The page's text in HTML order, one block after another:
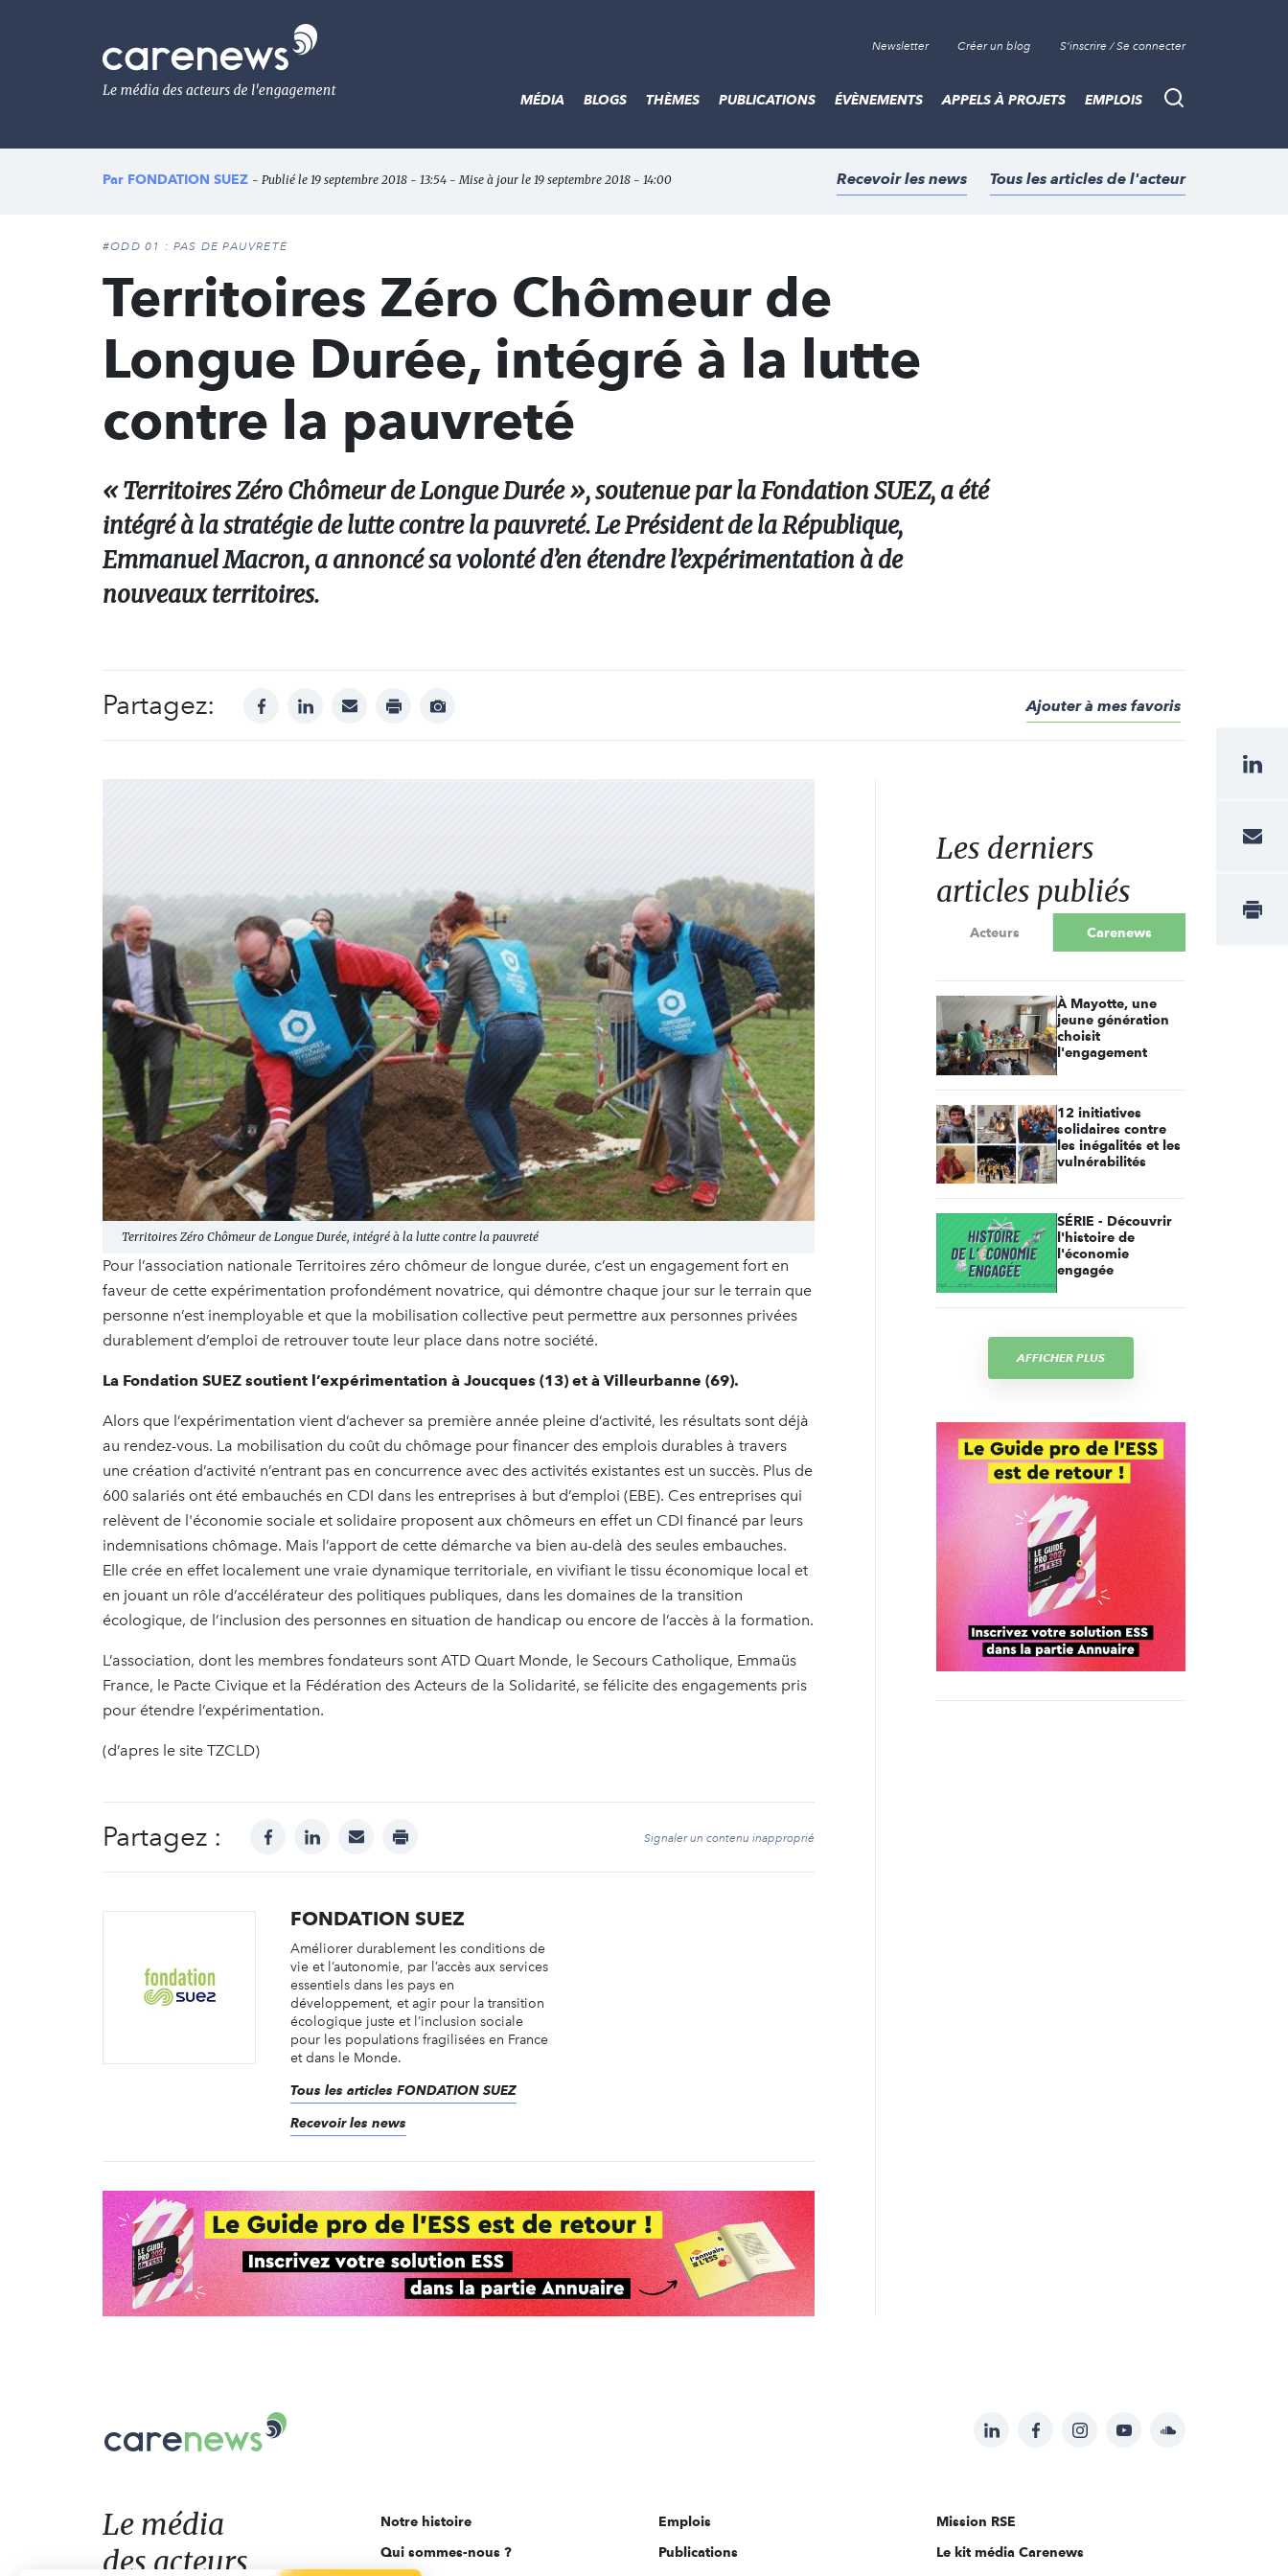
Le
média
de
l'engagement
Newsletter Créer un blog S'inscrire / Se connecter
Recherche
MÉDIA BLOGS THÈMES PUBLICATIONS ÉVÈNEMENTS APPELS À PROJETS EMPLOIS
Par FONDATION SUEZ - Publié le 19 septembre 2018 - 13:54 - Mise à jour le 19 septembre 2018 - 14:00 Recevoir les news Tous les articles de l'acteur
#ODD 01 : PAS DE PAUVRETÉ
Territoires Zéro Chômeur de
Longue Durée, intégré à la lutte
contre la pauvreté
« Territoires Zéro Chômeur de Longue Durée », soutenue par la Fondation SUEZ, a été
intégré à la stratégie de lutte contre la pauvreté. Le Président de la République,
Emmanuel Macron, a annoncé sa volonté d’en étendre l’expérimentation à de
nouveaux territoires.
Partagez: facebooklinkedinmail print
Afficher
Ajouter à mes favoris
Territoires Zéro Chômeur de Longue Durée, intégré à la lutte contre la pauvreté
Pour l’association nationale Territoires zéro chômeur de longue durée, c’est un engagement fort en
faveur de cette expérimentation profondément novatrice, qui démontre chaque jour sur le terrain que
personne n’est inemployable et que la mobilisation collective peut permettre aux personnes privées
durablement d’emploi de retrouver toute leur place dans notre société.
La Fondation SUEZ soutient l’expérimentation à Joucques (13) et à Villeurbanne (69).
Alors que l’expérimentation vient d’achever sa première année pleine d’activité, les résultats sont déjà
au rendez-vous. La mobilisation du coût du chômage pour financer des emplois durables à travers
une création d’activité n’entrant pas en concurrence avec des activités existantes est un succès. Plus de
600 salariés ont été embauchés en CDI dans les entreprises à but d’emploi (EBE). Ces entreprises qui
relèvent de l'économie sociale et solidaire proposent aux chômeurs en effet un CDI financé par leurs
indemnisations chômage. Mais l’apport de cette démarche va bien au-delà des seules embauches.
Elle crée en effet localement une vraie dynamique territoriale, en vivifiant le tissu économique local et
en jouant un rôle d’accélérateur des politiques publiques, dans les domaines de la transition
écologique, de l’inclusion des personnes en situation de handicap ou encore de l’accès à la formation.
L’association, dont les membres fondateurs sont ATD Quart Monde, le Secours Catholique, Emmaüs
France, le Pacte Civique et la Fédération des Acteurs de la Solidarité, se félicite des engagements pris
pour étendre l’expérimentation.
(d’apres le site TZCLD)
Partagez : facebooklinkedinmail print Signaler un contenu inapproprié
FONDATION SUEZ
Améliorer durablement les conditions de
vie et l’autonomie, par l’accès aux services
essentiels dans les pays en
développement, et agir pour la transition
écologique juste et l’inclusion sociale
pour les populations fragilisées en France
et dans le Monde.
Tous les articles FONDATION SUEZ
Recevoir les news
Les derniers
articles publiés
Acteurs Carenews
À Mayotte, une
jeune génération
choisit
l'engagement
12 initiatives
solidaires contre
les inégalités et les
vulnérabilités
SÉRIE - Découvrir
l'histoire de
l'économie
engagée
AFFICHER PLUS
Suivez-
sur:
LinkedInFacebookInstagramYouTubeSoundcloud
Le
acteurs
de
l'engagement
Le média
des acteurs
Notre histoire
Qui sommes-nous ?
Emplois
Publications
Mission RSE
Le kit média Carenews